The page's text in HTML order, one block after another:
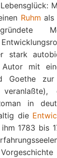
Ruhm als
stark
mit
Goethe zur
in
die
1783 bis